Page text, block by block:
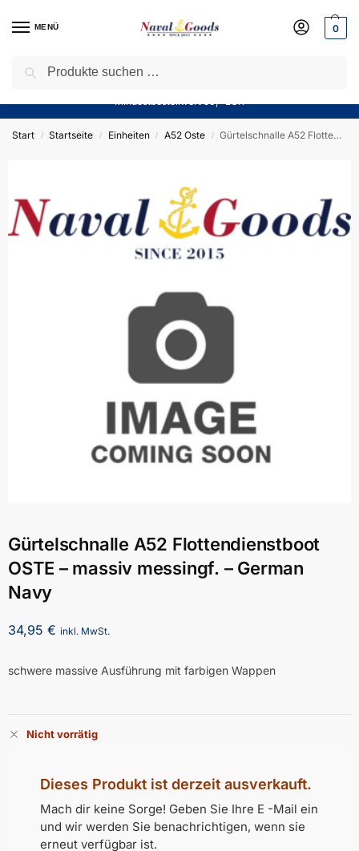
MENÜ 0
Sparen Sie jetzt bares Geld! — Mit unserem Gutschein
Mindestbestellwert 50,- EUR
Start / Startseite / Einheiten / A52 Oste / Gürtelschnalle A52 Flottendienstboot OSTE – massiv messingf. – German Navy
Gürtelschnalle A52 Flottendienstboot
OSTE – massiv messingf. – German
Navy
34,95 € inkl. MwSt.
schwere massive Ausführung mit farbigen Wappen
Nicht vorrätig
Dieses Produkt ist derzeit ausverkauft.
Mach dir keine Sorge! Geben Sie Ihre E -Mail ein
und wir werden Sie benachrichtigen, wenn sie
erneut verfügbar ist.